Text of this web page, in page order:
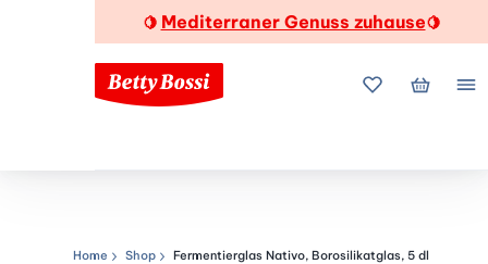
🍋 Mediterraner Genuss zuhause🍋
MeineMein
Home Shop Fermentierglas Nativo, Borosilikatglas, 5 dl